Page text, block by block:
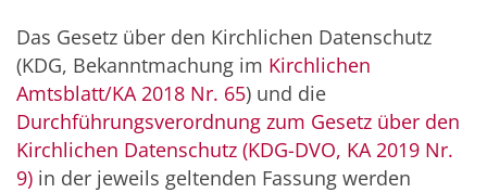
Das Gesetz über den Kirchlichen Datenschutz
(KDG, Bekanntmachung im Kirchlichen
Amtsblatt/KA 2018 Nr. 65) und die
Durchführungsverordnung zum Gesetz über den
Kirchlichen Datenschutz (KDG-DVO, KA 2019 Nr.
9) in der jeweils geltenden Fassung werden